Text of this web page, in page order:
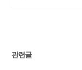
관련글